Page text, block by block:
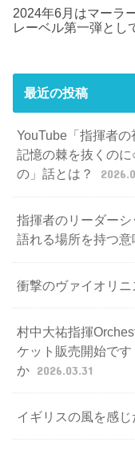
2024年6月はマーラ
レーベル第一弾とし
最近の投稿
YouTube「指揮者
記憶の棘を抜くの
の」話とは？
指揮者のリーダー
語れる場所を持つ意
衝撃のヴァイオリニ
村中大祐指揮
ケット販売開始で
か 2026.03.31
イギリスの風を感